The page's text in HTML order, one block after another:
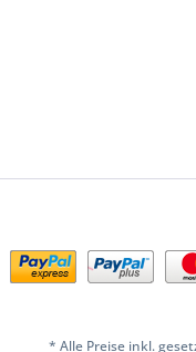
* Alle Preise inkl.